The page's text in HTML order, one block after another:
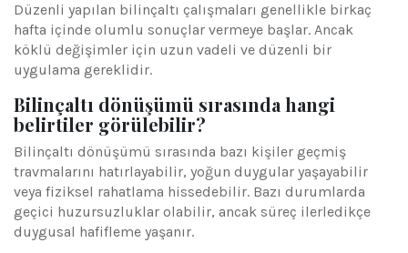
Düzenli yapılan bilinçaltı çalışmaları genellikle birkaç
hafta içinde olumlu sonuçlar vermeye başlar. Ancak
köklü değişimler için uzun vadeli ve düzenli bir
uygulama gereklidir.
Bilinçaltı dönüşümü sırasında hangi
belirtiler görülebilir?
Bilinçaltı dönüşümü sırasında bazı kişiler geçmiş
travmalarını hatırlayabilir, yoğun duygular yaşayabilir
veya fiziksel rahatlama hissedebilir. Bazı durumlarda
geçici huzursuzluklar olabilir, ancak süreç ilerledikçe
duygusal hafifleme yaşanır.